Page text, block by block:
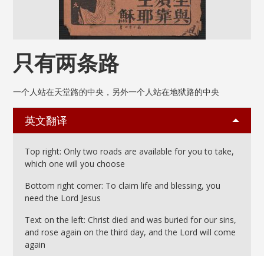
只有两条路
一个人站在天堂路的中央，另外一个人站在地狱路的中央
英文翻译
Top right: Only two roads are available for you to take,
which one will you choose
Bottom right corner: To claim life and blessing, you
need the Lord Jesus
Text on the left: Christ died and was buried for our sins,
and rose again on the third day, and the Lord will come
again